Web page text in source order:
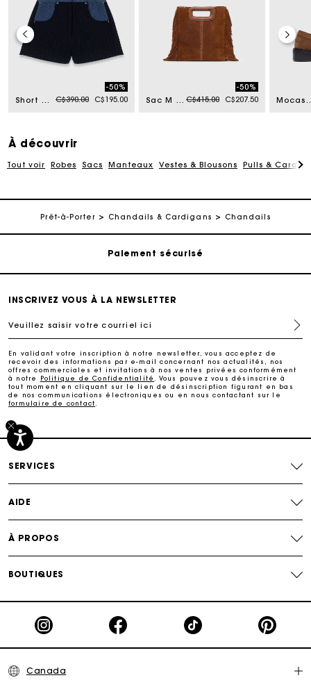
Short en tweed et détails denim Price reduced from
C$390.00to
-50%
C$195.00
Sac M en suède surpiquée Price reduced from
C$415.00to
-50%
C$207.50
À découvrir
Tout voir Robes Sacs Manteaux Vestes & Blousons Pulls &
Prêt-à-Porter Chandails & Cardigans Chandails
Livraison à domicile offerte sous 2 à 3 jours ouvrés.
Paiement sécurisé
Livraison à domicile offerte sous 2 à 3 jours ouvrés.
Paiement sécurisé
INSCRIVEZ VOUS À LA NEWSLETTER
Veuillez saisir votre courriel ici
En validant votre inscription à notre newsletter, vous acceptez de
recevoir des informations par e-mail concernant nos actualités, nos
offres commerciales et invitations à nos ventes privées conformément
à notre
Politique de Confidentialité
. Vous pouvez vous désinscrire à
tout moment en cliquant sur le lien de désinscription figurant en bas
de nos communications électroniques ou en nous contactant sur le
formulaire de contact
SERVICES
AIDE
À PROPOS
BOUTIQUES
Canada